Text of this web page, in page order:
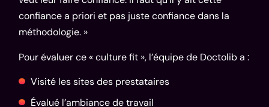
confiance a priori et pas juste confiance dans la
méthodologie. »
Pour évaluer ce « culture fit », l’équipe de Doctolib a :
Visité les sites des prestataires
Évalué l’ambiance de travail